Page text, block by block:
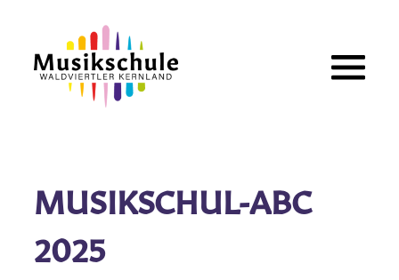
springen
MUSIKSCHUL-ABC
2025